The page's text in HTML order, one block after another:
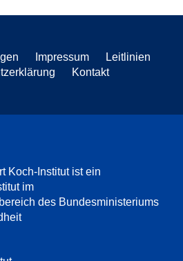
Impressum
Leitlinien
Kontakt
Koch-Institut ist ein
im
des Bundesministeriums